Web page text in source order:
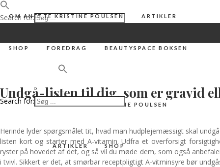
Search for:
OM ANETTE KRISTINE POULSEN
ARTIKLER SHOP
OM ANETTE KRISTINE POULSEN ARTIKLER
SHOP FOREDRAG BEAUTYSPACE BOKSEN
Search for:
HUD
Undgå-listen til dig, som er gravid
Herinde lyder spørgsmålet tit, hvad man hudplejemæssigt skal
listen kort og starter med A-vitamin. Udfra et overforsigt
ryster på hovedet af det, og så vil du møde dem, som også
i tvivl. Sikkert er det, at smørbar receptpligtigt A-vitminsyre bør